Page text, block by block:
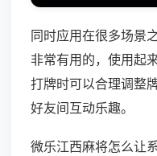
同时应用在很多场景
非常有用的，使用起
打牌时可以合理调整
好友间互动乐趣。
微乐江西麻将怎么让